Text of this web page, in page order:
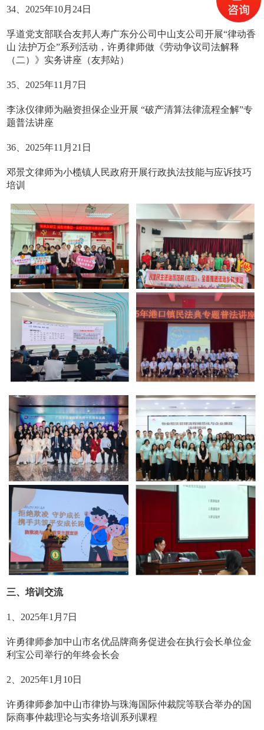
34、2025年10月24日
孚道党支部联合友邦人寿广东分公司中山支公司开展“律动香
山 法护万企”系列活动，许勇律师做《劳动争议司法解释
（二）》实务讲座（友邦站）
35、2025年11月7日
李泳仪律师为融资担保企业开展 “破产清算法律流程全解”专
题普法讲座
36、2025年11月21日
邓景文律师为小榄镇人民政府开展行政执法技能与应诉技巧
培训
三、培训交流
1、2025年1月7日
许勇律师参加中山市名优品牌商务促进会在执行会长单位金
利宝公司举行的年终会长会
2、2025年1月10日
许勇律师参加中山市律协与珠海国际仲裁院等联合举办的国
际商事仲裁理论与实务培训系列课程